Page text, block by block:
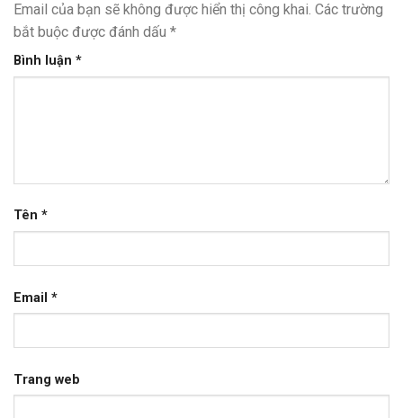
Email của bạn sẽ không được hiển thị công khai. Các trường
bắt buộc được đánh dấu *
Bình luận *
Tên *
Email *
Trang web